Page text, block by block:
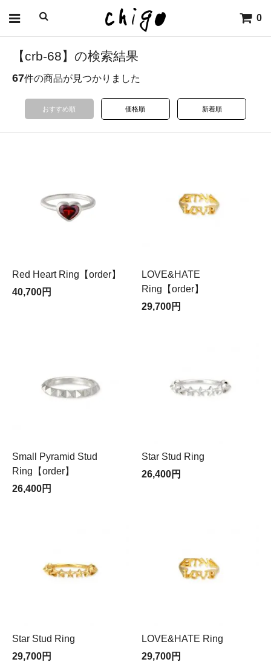
0
【crb-68】の検索結果
67件の商品が見つかりました
おすすめ順 価格順 新着順
Red Heart Ring【order】
40,700円
LOVE&HATE
Ring【order】
29,700円
Small Pyramid Stud
Ring【order】
26,400円
Star Stud Ring
26,400円
Star Stud Ring
29,700円
LOVE&HATE Ring
29,700円